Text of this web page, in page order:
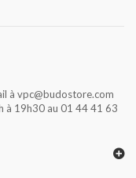
à vpc@budostore.com
à 19h30 au 01 44 41 63